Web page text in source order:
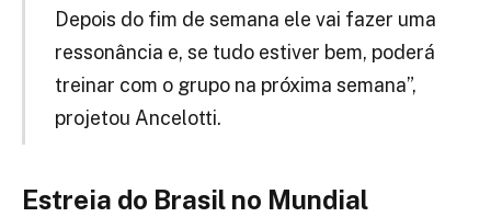
Depois do fim de semana ele vai fazer uma
ressonância e, se tudo estiver bem, poderá
treinar com o grupo na próxima semana”,
projetou Ancelotti.
Estreia do Brasil no Mundial